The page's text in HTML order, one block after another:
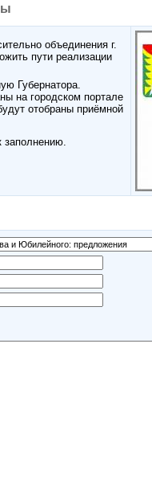
объединения г.
пути реализации
Губернатора.
на городском портале
отобраны приёмной
заполнению.